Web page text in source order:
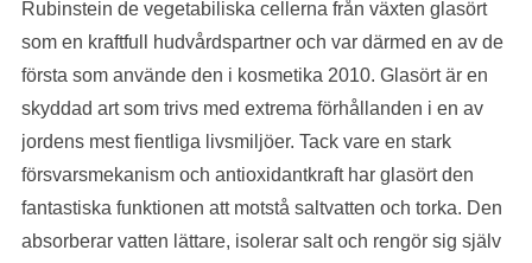
Rubinstein de vegetabiliska cellerna från växten glasört
som en kraftfull hudvårdspartner och var därmed en av de
första som använde den i kosmetika 2010. Glasört är en
skyddad art som trivs med extrema förhållanden i en av
jordens mest fientliga livsmiljöer. Tack vare en stark
försvarsmekanism och antioxidantkraft har glasört den
fantastiska funktionen att motstå saltvatten och torka. Den
absorberar vatten lättare, isolerar salt och rengör sig själv